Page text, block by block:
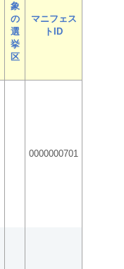
象
の
選
挙
区
マニフェス
トID
0000000701